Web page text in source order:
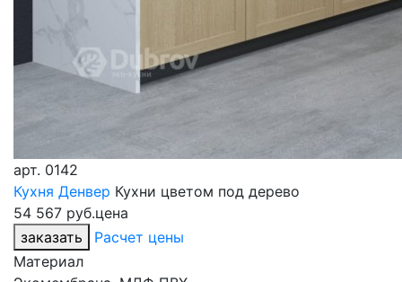
арт. 0142
Кухня Денвер Кухни цветом под дерево
54 567 руб.цена
заказать
Расчет цены
Материал